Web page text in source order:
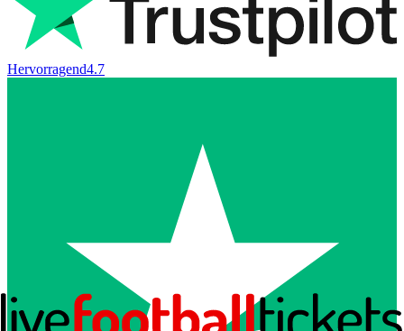
Hervorragend4.7